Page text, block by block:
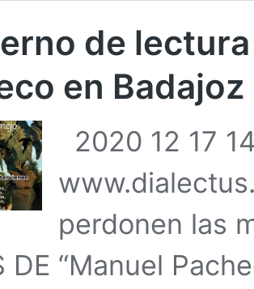
de lectura
en Badajoz
2020 12 17
perdonen las
DE “Manuel